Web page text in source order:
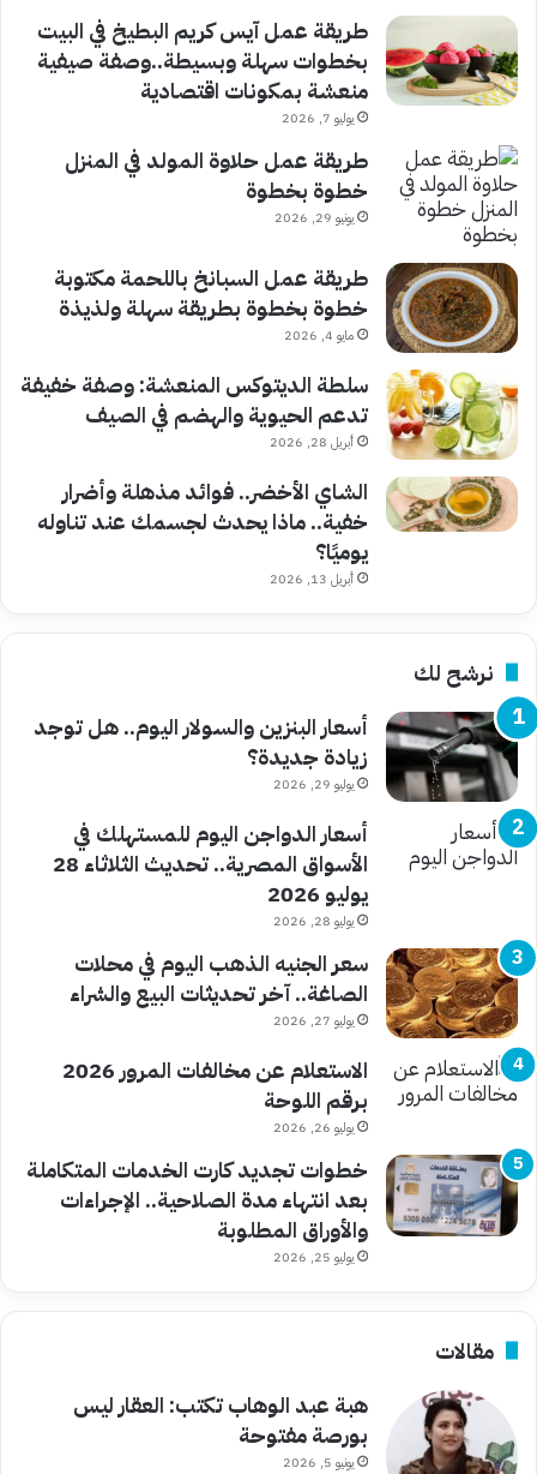
طريقة عمل آيس كريم البطيخ في البيت
بخطوات سهلة وبسيطة..وصفة صيفية
منعشة بمكونات اقتصادية
يوليو 7, 2026
طريقة عمل حلاوة المولد في المنزل
خطوة بخطوة
يونيو 29, 2026
طريقة عمل السبانخ باللحمة مكتوبة
خطوة بخطوة بطريقة سهلة ولذيذة
مايو 4, 2026
سلطة الديتوكس المنعشة: وصفة خفيفة
تدعم الحيوية والهضم في الصيف
أبريل 28, 2026
الشاي الأخضر.. فوائد مذهلة وأضرار
خفية.. ماذا يحدث لجسمك عند تناوله
يوميًا؟
أبريل 13, 2026
نرشح لك
أسعار البنزين والسولار اليوم.. هل توجد
زيادة جديدة؟
يوليو 29, 2026
أسعار الدواجن اليوم للمستهلك في
الأسواق المصرية.. تحديث الثلاثاء 28
يوليو 2026
يوليو 28, 2026
سعر الجنيه الذهب اليوم في محلات
الصاغة.. آخر تحديثات البيع والشراء
يوليو 27, 2026
الاستعلام عن مخالفات المرور 2026
برقم اللوحة
يوليو 26, 2026
خطوات تجديد كارت الخدمات المتكاملة
بعد انتهاء مدة الصلاحية.. الإجراءات
والأوراق المطلوبة
يوليو 25, 2026
مقالات
هبة عبد الوهاب تكتب: العقار ليس
بورصة مفتوحة
يونيو 5, 2026